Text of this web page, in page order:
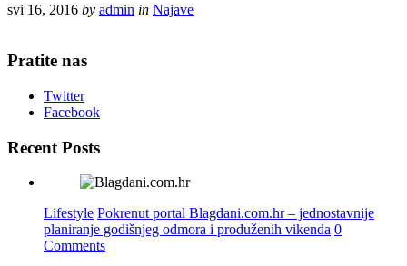
svi 16, 2016 by admin in Najave
Pratite nas
Twitter
Facebook
Recent Posts
Lifestyle Pokrenut portal Blagdani.com.hr – jednostavnije
planiranje godišnjeg odmora i produženih vikenda 0
Comments